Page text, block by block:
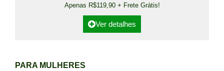
Apenas R$119,90 + Frete Grátis!
Ver detalhes
PARA MULHERES